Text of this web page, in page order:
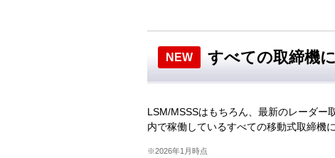
NEW すべての取締機
LSM/MSSSはもちろん、最新のレーダ
内で稼働しているすべての移動式取締機
※2026年1月時点